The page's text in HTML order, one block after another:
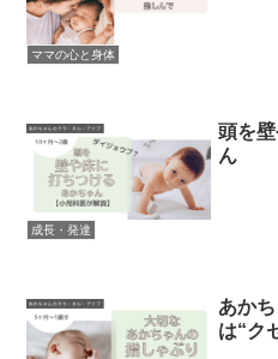
ママの心と身体
成長・発達
頭を
ん
あか
は“ク